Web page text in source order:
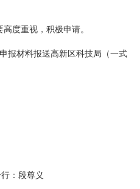
度重视，积极申请。
材料报送高新区科技局（一式
：段尊义